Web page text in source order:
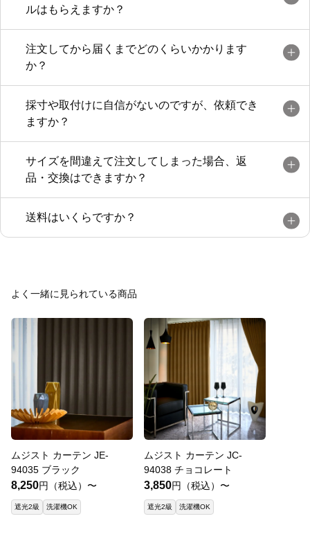
ルはもらえますか？
注文してから届くまでどのくらいかかります
か？
採寸や取付けに自信がないのですが、依頼でき
ますか？
サイズを間違えて注文してしまった場合、返
品・交換はできますか？
送料はいくらですか？
よく一緒に見られている商品
ムジスト カーテン JE-
94035 ブラック
8,250円（税込）〜
遮光2級 洗濯機OK
ムジスト カーテン JC-
94038 チョコレート
3,850円（税込）〜
遮光2級 洗濯機OK